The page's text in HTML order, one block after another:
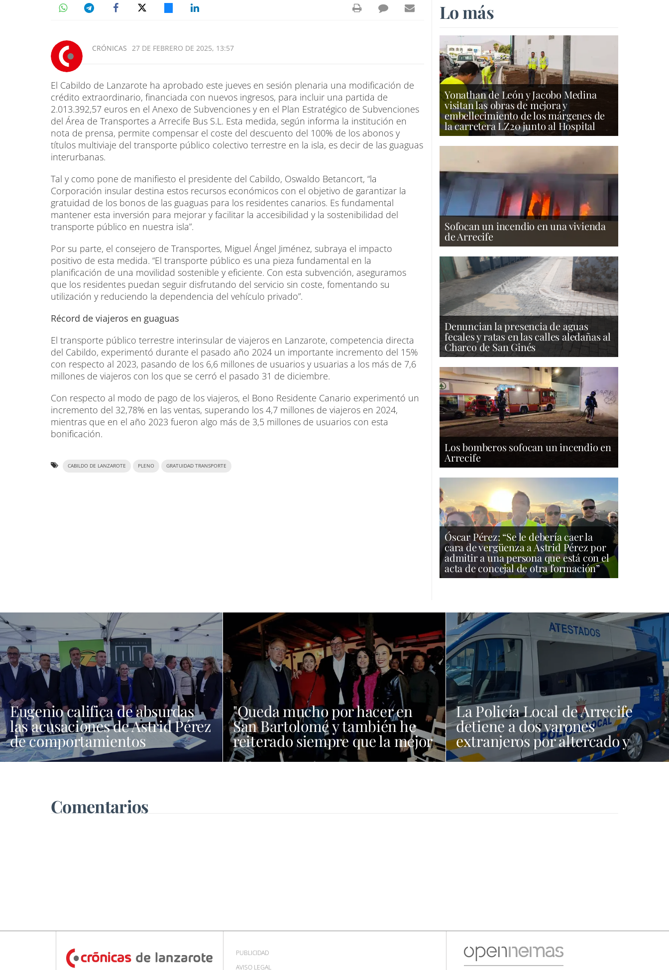
CRÓNICAS 27 DE FEBRERO DE 2025, 13:57
El Cabildo de Lanzarote ha aprobado este jueves en sesión plenaria una modificación de
crédito extraordinario, financiada con nuevos ingresos, para incluir una partida de
2.013.392,57 euros en el Anexo de Subvenciones y en el Plan Estratégico de Subvenciones
del Área de Transportes a Arrecife Bus S.L. Esta medida, según informa la institución en
nota de prensa, permite compensar el coste del descuento del 100% de los abonos y
títulos multiviaje del transporte público colectivo terrestre en la isla, es decir de las guaguas
interurbanas.
Tal y como pone de manifiesto el presidente del Cabildo, Oswaldo Betancort, “la
Corporación insular destina estos recursos económicos con el objetivo de garantizar la
gratuidad de los bonos de las guaguas para los residentes canarios. Es fundamental
mantener esta inversión para mejorar y facilitar la accesibilidad y la sostenibilidad del
transporte público en nuestra isla”.
Por su parte, el consejero de Transportes, Miguel Ángel Jiménez, subraya el impacto
positivo de esta medida. “El transporte público es una pieza fundamental en la
planificación de una movilidad sostenible y eficiente. Con esta subvención, aseguramos
que los residentes puedan seguir disfrutando del servicio sin coste, fomentando su
utilización y reduciendo la dependencia del vehículo privado”.
Récord de viajeros en guaguas
El transporte público terrestre interinsular de viajeros en Lanzarote, competencia directa
del Cabildo, experimentó durante el pasado año 2024 un importante incremento del 15%
con respecto al 2023, pasando de los 6,6 millones de usuarios y usuarias a los más de 7,6
millones de viajeros con los que se cerró el pasado 31 de diciembre.
Con respecto al modo de pago de los viajeros, el Bono Residente Canario experimentó un
incremento del 32,78% en las ventas, superando los 4,7 millones de viajeros en 2024,
mientras que en el año 2023 fueron algo más de 3,5 millones de usuarios con esta
bonificación.
CABILDO DE LANZAROTE PLENO GRATUIDAD TRANSPORTE
Lo más
Yonathan de León y Jacobo Medina
visitan las obras de mejora y
embellecimiento de los márgenes de
la carretera LZ20 junto al Hospital
Sofocan un incendio en una vivienda
de Arrecife
Denuncian la presencia de aguas
fecales y ratas en las calles aledañas al
Charco de San Ginés
Los bomberos sofocan un incendio en
Arrecife
Óscar Pérez: “Se le debería caer la
cara de vergüenza a Astrid Pérez por
admitir a una persona que está con el
acta de concejal de otra formación”
Eugenio califica de absurdas
las acusaciones de Astrid Pérez
de comportamientos
machistas y asegura que busca
"Queda mucho por hacer en
San Bartolomé y también he
reiterado siempre que la mejor
candidata al Cabildo es María
La Policía Local de Arrecife
detiene a dos varones
extranjeros por altercado y
amenazas con arma blanca
Comentarios
PUBLICIDAD
AVISO LEGAL